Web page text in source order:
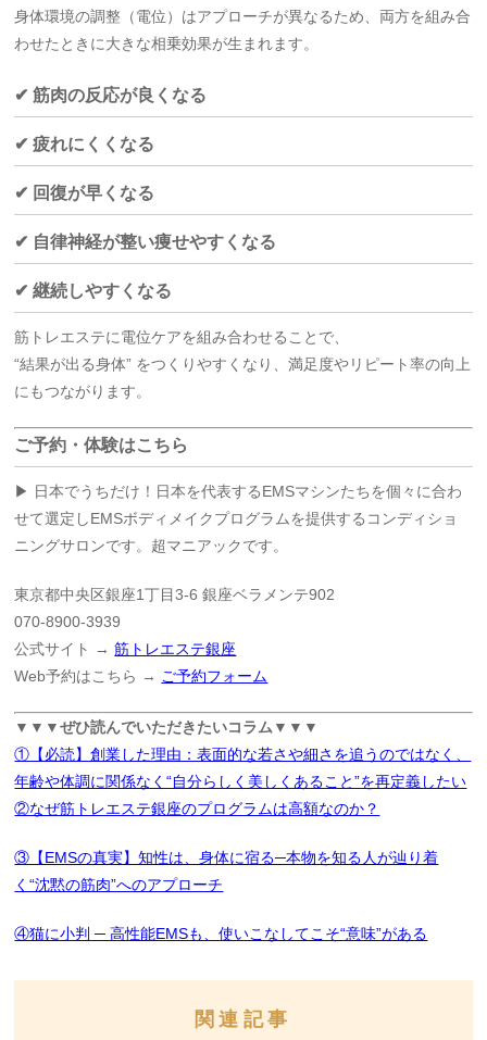
身体環境の調整（電位）はアプローチが異なるため、両方を組み合
わせたときに大きな相乗効果が生まれます。
✔ 筋肉の反応が良くなる
✔ 疲れにくくなる
✔ 回復が早くなる
✔ 自律神経が整い痩せやすくなる
✔ 継続しやすくなる
筋トレエステに電位ケアを組み合わせることで、
“結果が出る身体” をつくりやすくなり、満足度やリピート率の向上
にもつながります。
ご予約・体験はこちら
▶ 日本でうちだけ！日本を代表するEMSマシンたちを個々に合わ
せて選定しEMSボディメイクプログラムを提供するコンディショ
ニングサロンです。超マニアックです。
東京都中央区銀座1丁目3-6 銀座ベラメンテ902
070-8900-3939
公式サイト →筋トレエステ銀座
Web予約はこちら → ご予約フォーム
▼▼▼ぜひ読んでいただきたいコラム▼▼▼
①【必読】創業した理由：表面的な若さや細さを追うのではなく、
年齢や体調に関係なく“自分らしく美しくあること”を再定義したい
②なぜ筋トレエステ銀座のプログラムは高額なのか？
③【EMSの真実】知性は、身体に宿る─本物を知る人が辿り着
く“沈黙の筋肉”へのアプローチ
④猫に小判 ─ 高性能EMSも、使いこなしてこそ“意味”がある
関連記事